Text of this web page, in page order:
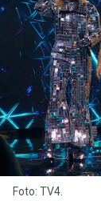
Foto: TV4.